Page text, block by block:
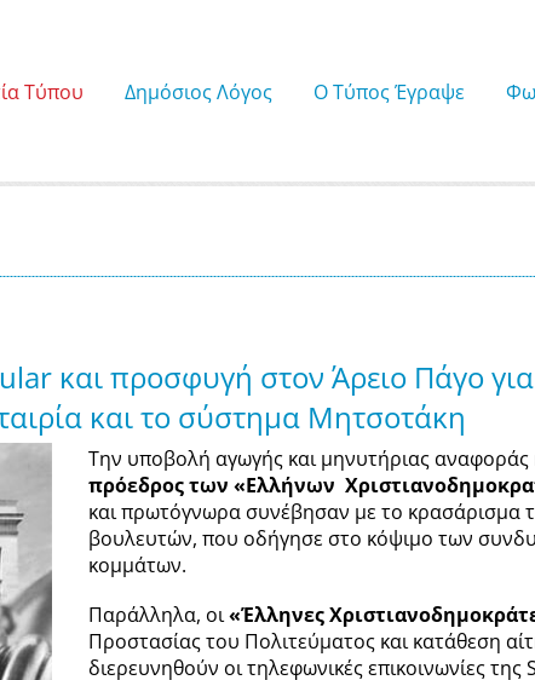
Τύπου Δημόσιος Λόγος Ο Τύπος Έγραψε
και προσφυγή στον Άρειο Πάγο για
και το σύστημα Μητσοτάκη
Την υποβολή αγωγής και μηνυτήριας αναφοράς
πρόεδρος των «Ελλήνων
και πρωτόγνωρα συνέβησαν με το
βουλευτών, που οδήγησε στο κόψιμο των
κομμάτων.
Παράλληλα, οι«Έλληνες
Προστασίας του Πολιτεύματος και κατάθεση
διερευνηθούν οι τηλεφωνικές επικοινωνίες